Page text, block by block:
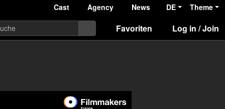
Cast Agency News DE Theme
Favoriten Log in / Join